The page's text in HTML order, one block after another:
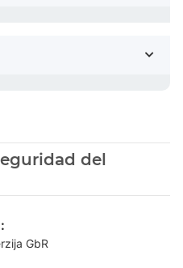
del
GbR